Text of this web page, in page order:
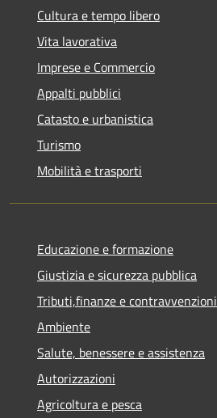
Cultura e tempo libero
Vita lavorativa
Imprese e Commercio
Appalti pubblici
Catasto e urbanistica
Turismo
Mobilità e trasporti
Educazione e formazione
Giustizia e sicurezza pubblica
Tributi,finanze e contravvenzioni
Ambiente
Salute, benessere e assistenza
Autorizzazioni
Agricoltura e pesca